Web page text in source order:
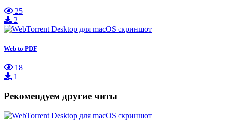
25
2
Web to PDF
18
1
Рекомендуем другие читы